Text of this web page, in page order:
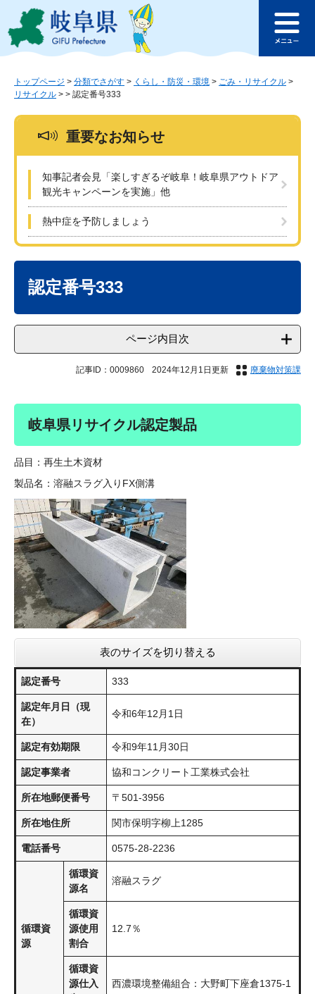
ジ
ュ
このページの本文へ
ュ
トップページ > 分類でさがす > くらし・防災・環境 > ごみ・リサイクル >
リサイクル > > 認定番号333
重要なお知らせ
知事記者会見「楽しすぎるぞ岐阜！岐阜県アウトドア
観光キャンペーンを実施」他
熱中症を予防しましょう
認定番号333
ページ内目次
記事ID：0009860 2024年12月1日更新 廃棄物対策課
岐阜県リサイクル認定製品
品目：再生土木資材
製品名：溶融スラグ入りFX側溝
表のサイズを切り替える
認定番号 333
認定年月日（現
在）
令和6年12月1日
認定有効期限 令和9年11月30日
認定事業者 協和コンクリート工業株式会社
所在地郵便番号 〒501-3956
所在地住所 関市保明字柳上1285
電話番号 0575-28-2236
循環資
源
循環資
源名
溶融スラグ
循環資
源使用
割合
12.7％
循環資
源仕入
西濃環境整備組合：大野町下座倉1375-1